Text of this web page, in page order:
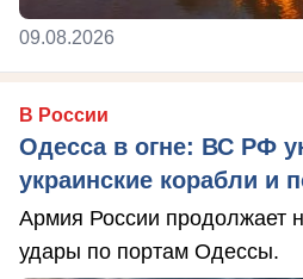
09.08.2026
В России
Одесса в огне: ВС РФ
украинские корабли и
Армия России продолжает
удары по портам Одессы.